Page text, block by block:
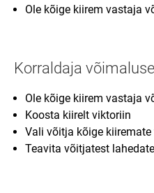
Ole kõige kiirem vastaja
Korraldaja
Ole kõige kiirem vastaja
Koosta kiirelt viktoriin
Vali võitja kõige
Teavita võitjatest